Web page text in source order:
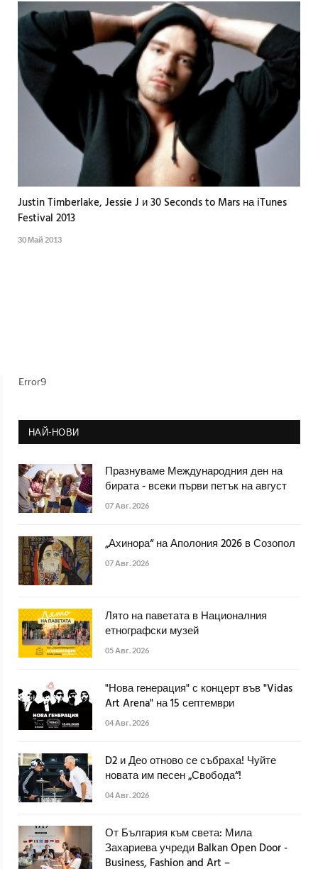
Justin Timberlake, Jessie J и 30 Seconds to Mars на iTunes
Festival 2013
30 Май 2013
Error9
НАЙ-НОВИ
Празнуваме Международния ден на
бирата - всеки първи петък на август
07 Авг. 2026
„Ахинора“ на Аполония 2026 в Созопол
07 Авг. 2026
Лято на паветата в Националния
етнографски музей
05 Авг. 2026
"Нова генерация" с концерт във "Vidas
Art Arena" на 15 септември
04 Авг. 2026
D2 и Део отново се събраха! Чуйте
новата им песен „Свобода“!
04 Авг. 2026
От България към света: Мила
Захариева учреди Balkan Open Door -
Business, Fashion and Art –